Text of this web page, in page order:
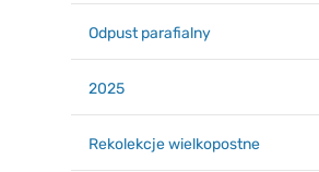
Odpust parafialny
2025
Rekolekcje wielkopostne